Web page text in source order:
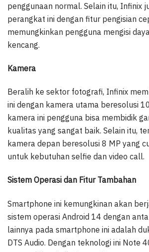
penggunaan normal. Selain itu, Infinix
perangkat ini dengan fitur pengisian
memungkinkan pengguna mengisi
kencang.
Kamera
Beralih ke sektor fotografi, Infinix
ini dengan kamera utama beresolusi
kamera ini pengguna bisa membidik
kualitas yang sangat baik. Selain itu,
kamera depan beresolusi 8 MP yang
untuk kebutuhan selfie dan video call.
Sistem Operasi dan Fitur Tambahan
Smartphone ini kemungkinan akan
sistem operasi Android 14 dengan
lainnya pada smartphone ini adalah
DTS Audio. Dengan teknologi ini Note